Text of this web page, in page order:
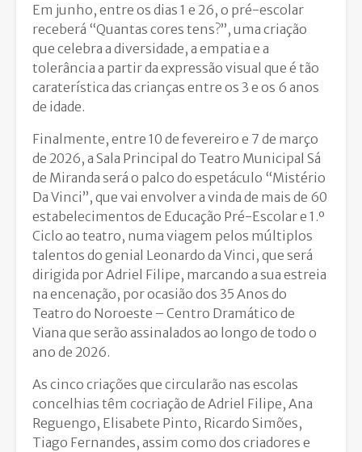
Em junho, entre os dias 1 e 26, o pré-escolar
receberá “Quantas cores tens?”, uma criação
que celebra a diversidade, a empatia e a
tolerância a partir da expressão visual que é tão
caraterística das crianças entre os 3 e os 6 anos
de idade.
Finalmente, entre 10 de fevereiro e 7 de março
de 2026, a Sala Principal do Teatro Municipal Sá
de Miranda será o palco do espetáculo “Mistério
Da Vinci”, que vai envolver a vinda de mais de 60
estabelecimentos de Educação Pré-Escolar e 1.º
Ciclo ao teatro, numa viagem pelos múltiplos
talentos do genial Leonardo da Vinci, que será
dirigida por Adriel Filipe, marcando a sua estreia
na encenação, por ocasião dos 35 Anos do
Teatro do Noroeste – Centro Dramático de
Viana que serão assinalados ao longo de todo o
ano de 2026.
As cinco criações que circularão nas escolas
concelhias têm cocriação de Adriel Filipe, Ana
Reguengo, Elisabete Pinto, Ricardo Simões,
Tiago Fernandes, assim como dos criadores e